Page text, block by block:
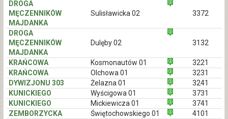
DROGA
MĘCZENNIKÓW
MAJDANKA
Sulisławicka 02 3372
DROGA
MĘCZENNIKÓW
MAJDANKA
Dulęby 02 3132
KRAŃCOWA Kosmonautów 01
3221
KRAŃCOWA
Olchowa 01
3231
DYWIZJONU 303
Żelazna 01
3241
KUNICKIEGO
Wyścigowa 01
3731
KUNICKIEGO
Mickiewicza 01
3741
ZEMBORZYCKA
Świętochowskiego 01
4101